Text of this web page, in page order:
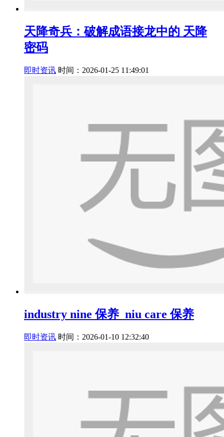
天降奇兵：破解成语接龙中的 天降
密码
即时资讯 时间：2026-01-25 11:49:01
industry nine 保养_niu care 保养
即时资讯 时间：2026-01-10 12:32:40